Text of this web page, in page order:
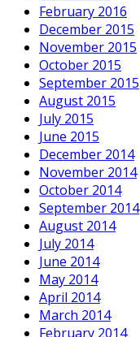
February 2016
December 2015
November 2015
October 2015
September 2015
August 2015
July 2015
June 2015
December 2014
November 2014
October 2014
September 2014
August 2014
July 2014
June 2014
May 2014
April 2014
March 2014
February 2014